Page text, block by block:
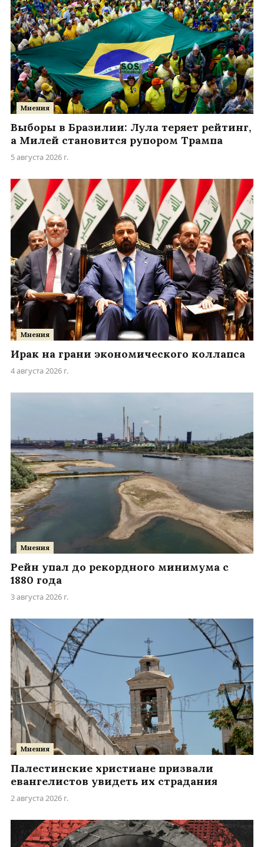
Мнения
Выборы в Бразилии: Лула теряет рейтинг,
а Милей становится рупором Трампа
5 августа 2026 г.
Мнения
Ирак на грани экономического коллапса
4 августа 2026 г.
Мнения
Рейн упал до рекордного минимума с
1880 года
3 августа 2026 г.
Мнения
Палестинские христиане призвали
евангелистов увидеть их страдания
2 августа 2026 г.